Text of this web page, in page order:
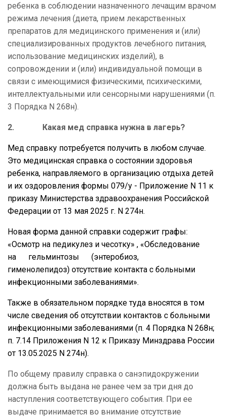
ребенка в соблюдении назначенного лечащим врачом
режима лечения (диета, прием лекарственных
препаратов для медицинского применения и (или)
специализированных продуктов лечебного питания,
использование медицинских изделий), в
сопровождении и (или) индивидуальной помощи в
связи с имеющимися физическими, психическими,
интеллектуальными или сенсорными нарушениями (п.
3 Порядка N 268н).
2. Какая мед справка нужна в лагерь?
Мед справку потребуется получить в любом случае.
Это медицинская справка о состоянии здоровья
ребенка, направляемого в организацию отдыха детей
и их оздоровления формы 079/у - Приложение N 11 к
приказу Министерства здравоохранения Российской
Федерации от 13 мая 2025 г. N 274н.
Новая форма данной справки содержит графы:
«Осмотр на педикулез и чесотку» , «Обследование
на гельминтозы (энтеробиоз,
гименолепидоз) отсутствие контакта с больными
инфекционными заболеваниями».
Также в обязательном порядке туда вносятся в том
числе сведения об отсутствии контактов с больными
инфекционными заболеваниями (п. 4 Порядка N 268н;
п. 7.14 Приложения N 12 к Приказу Минздрава России
от 13.05.2025 N 274н).
По общему правилу справка о санэпидокружении
должна быть выдана не ранее чем за три дня до
наступления соответствующего события. При ее
выдаче принимается во внимание отсутствие